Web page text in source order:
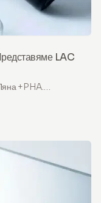
LAC
+PHA.
препарат с